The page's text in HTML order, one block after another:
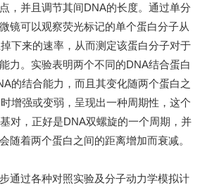
，并且调节其间DNA的长度。通过单分
镜可以观察荧光标记的单个蛋白分子从
下来的速率，从而测定该蛋白分子对于
力。实验表明两个不同的DNA结合蛋白
的结合能力，而且其变化随两个蛋白之
增强或变弱，呈现出一种周期性，这个
对，正好是DNA双螺旋的一个周期，并
随着两个蛋白之间的距离增加而衰减。
通过各种对照实验及分子动力学模拟计